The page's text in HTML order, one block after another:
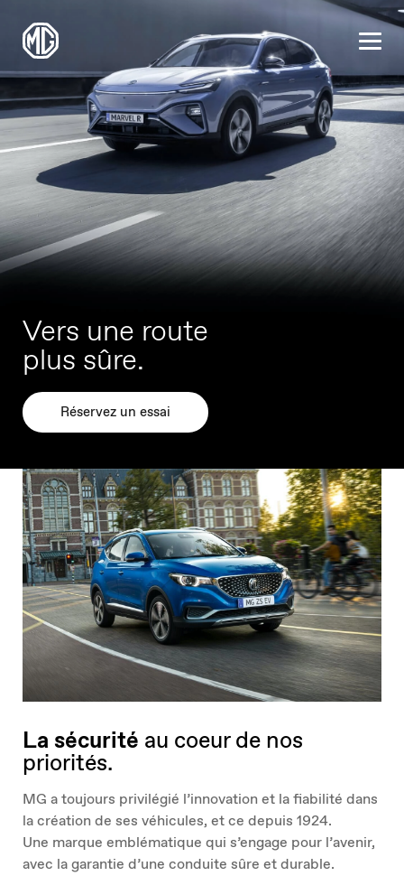
Vers une route
plus sûre.
Réservez un essai
La sécurité au coeur de nos
priorités.
MG a toujours privilégié l’innovation et la fiabilité dans
la création de ses véhicules, et ce depuis 1924.
Une marque emblématique qui s’engage pour l’avenir,
avec la garantie d’une conduite sûre et durable.